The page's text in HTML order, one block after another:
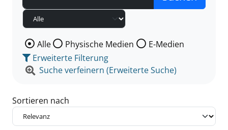
Wählen Sie die Medienart nach der Sie suchen wollen.
Alle Physische Medien
E-Medien
Erweiterte Filterung
Suche verfeinern (Erweiterte Suche)
Sortieren nach